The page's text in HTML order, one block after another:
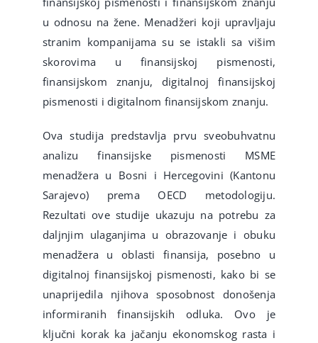
u odnosu na žene. Menadžeri koji upravljaju
stranim kompanijama su se istakli sa višim
skorovima u finansijskoj pismenosti,
finansijskom znanju, digitalnoj finansijskoj
pismenosti i digitalnom finansijskom znanju.
Ova studija predstavlja prvu sveobuhvatnu
analizu finansijske pismenosti MSME
menadžera u Bosni i Hercegovini (Kantonu
Sarajevo) prema OECD metodologiju.
Rezultati ove studije ukazuju na potrebu za
daljnjim ulaganjima u obrazovanje i obuku
menadžera u oblasti finansija, posebno u
digitalnoj finansijskoj pismenosti, kako bi se
unaprijedila njihova sposobnost donošenja
informiranih finansijskih odluka. Ovo je
ključni korak ka jačanju ekonomskog rasta i